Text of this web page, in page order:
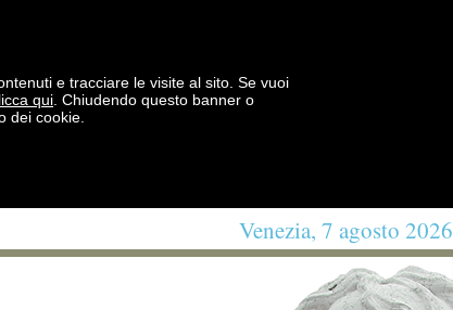
e tracciare le visite al sito. Se vuoi
qui . Chiudendo questo banner o
dei cookie.
Venezia, 7 agosto 2026